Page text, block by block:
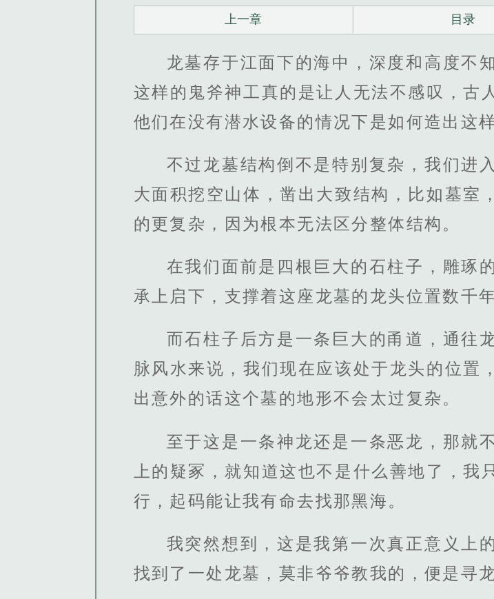
上一章 目录
龙墓存于江面下的海中，深度和高度不
这样的鬼斧神工真的是让人无法不感叹，古
他们在没有潜水设备的情况下是如何造出这
不过龙墓结构倒不是特别复杂，我们进
大面积挖空山体，凿出大致结构，比如墓室
的更复杂，因为根本无法区分整体结构。
在我们面前是四根巨大的石柱子，雕琢
承上启下，支撑着这座龙墓的龙头位置数千
而石柱子后方是一条巨大的甬道，通往
脉风水来说，我们现在应该处于龙头的位置
出意外的话这个墓的地形不会太过复杂。
至于这是一条神龙还是一条恶龙，那就
上的疑冢，就知道这也不是什么善地了，
行，起码能让我有命去找那黑海。
我突然想到，这是我第一次真正意义上
找到了一处龙墓，莫非爷爷教我的，便是寻